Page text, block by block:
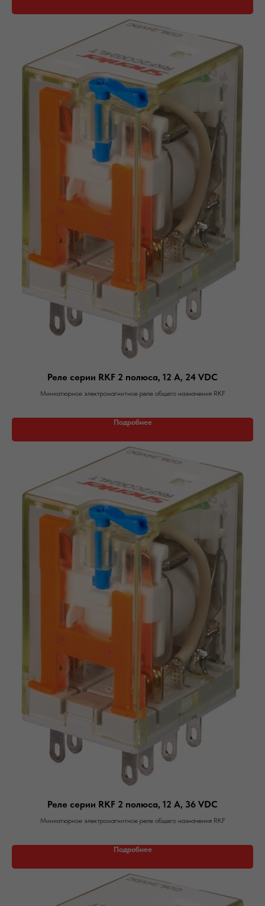
Реле серии RKF 2 полюса, 12 А, 24 VDC
Миниатюрное электромагнитное реле общего назначения RKF
Подробнее
Реле серии RKF 2 полюса, 12 А, 36 VDC
Миниатюрное электромагнитное реле общего назначения RKF
Подробнее